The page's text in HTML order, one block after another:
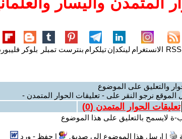
RSS الانستغرام لينكدإنتيلكرام بنترست تمبلر بلوكر
والتعليق على الموضوع
الموقع نرجو النقر على - تعليقات الحوار المتمدن -
تعليقات الحوار المتمدن (0
)
ة لايسمح بالتعليق على هذا الموضوع
| ارسل هذا الموضوع الى صديق |حفظ - ورد